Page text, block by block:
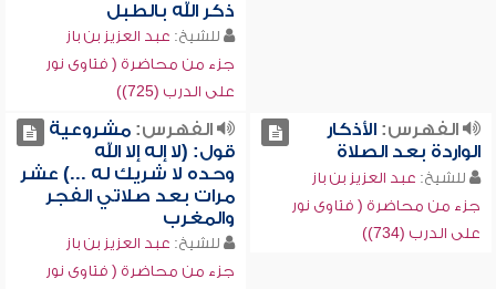
ذكر الله بالطبل
للشيخ: عبد العزيز بن باز
جزء من محاضرة ( فتاوى نور
على الدرب (725))
الفهرس:الأذكار
الواردة بعد الصلاة
للشيخ: عبد العزيز بن باز
جزء من محاضرة ( فتاوى نور
على الدرب (734))
الفهرس:مشروعية
قول: (لا إله إلا الله
وحده لا شريك له ...) عشر
مرات بعد صلاتي الفجر
والمغرب
للشيخ: عبد العزيز بن باز
جزء من محاضرة ( فتاوى نور